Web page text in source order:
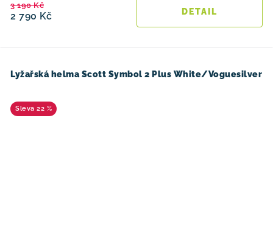
2 790 Kč
3 190 Kč
Lyžařská helma Scott Symbol 2 Plus White/Voguesilver
22 %